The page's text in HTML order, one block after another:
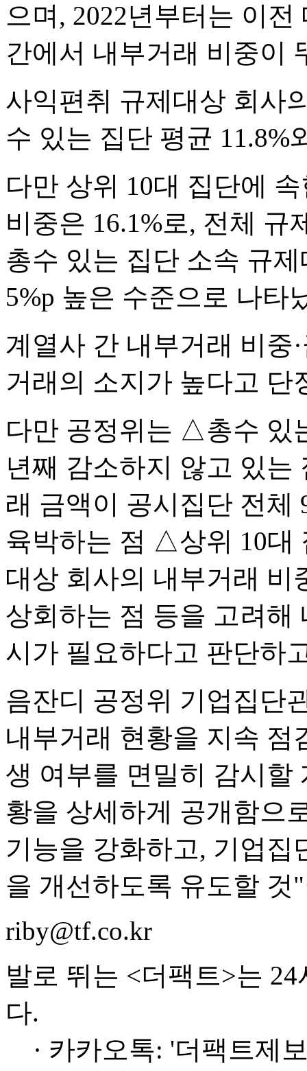
으며, 2022년부터는 이
간에서 내부거래 비중이
사익편취 규제대상 회사
수 있는 집단 평균 11.8%
다만 상위 10대 집단에
비중은 16.1%로, 전체 규
총수 있는 집단 소속 규
5%p 높은 수준으로 나타
계열사 간 내부거래 비중
거래의 소지가 높다고 단
다만 공정위는 △총수 있
년째 감소하지 않고 있
래 금액이 공시집단 전체
육박하는 점 △상위 10대
대상 회사의 내부거래 비
상회하는 점 등을 고려해
시가 필요하다고 판단하
음잔디 공정위 기업집단
내부거래 현황을 지속 점
생 여부를 면밀히 감시
황을 상세하게 공개함으
기능을 강화하고, 기업
을 개선하도록 유도할 것
riby@tf.co.kr
발로 뛰는 <더팩트>는
다.
· 카카오톡: '더팩트제